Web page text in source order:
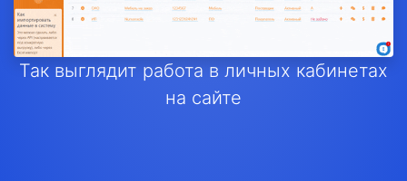
Так выглядит работа в личных кабинетах
на сайте